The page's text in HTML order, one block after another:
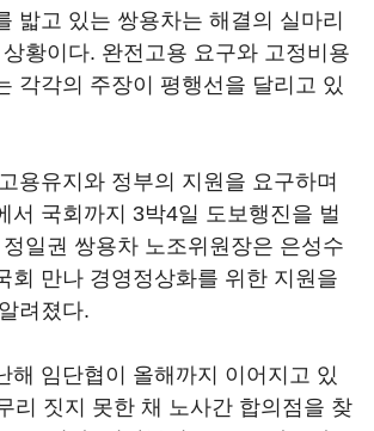
밟고 있는 쌍용차는 해결의 실마리
황이다. 완전고용 요구와 고정비용
각각의 주장이 평행선을 달리고 있
용유지와 정부의 지원을 요구하며
서 국회까지 3박4일 도보행진을 벌
일권 쌍용차 노조위원장은 은성수
회 만나 경영정상화를 위한 지원을
려졌다.
해 임단협이 올해까지 이어지고 있
리 짓지 못한 채 노사간 합의점을 찾